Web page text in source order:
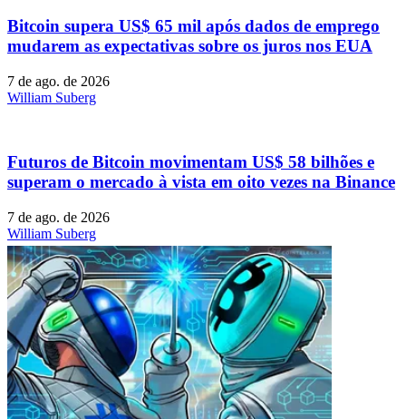
Bitcoin supera US$ 65 mil após dados de emprego
mudarem as expectativas sobre os juros nos EUA
7 de ago. de 2026
William Suberg
Futuros de Bitcoin movimentam US$ 58 bilhões e
superam o mercado à vista em oito vezes na Binance
7 de ago. de 2026
William Suberg